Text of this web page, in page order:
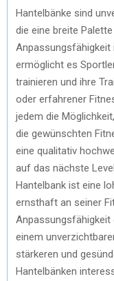
Hantelbänke sind
die eine breite
Anpassungsfähigkeit
ermöglicht es
trainieren und ihre
oder erfahrener
jedem die
die gewünschten
eine qualitativ
auf das nächste
Hantelbank ist eine
ernsthaft an seiner
Anpassungsfähigkeit
einem
stärkeren und
Hantelbänken